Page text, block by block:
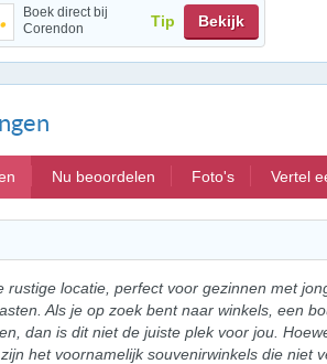
Boek direct bij
Corendon
Tip Bekijk
Nu beoordelen Foto's Vertel
rustige locatie, perfect voor gezinnen met
Als je op zoek bent naar winkels, een
dan is dit niet de juiste plek voor jou.
het voornamelijk souvenirwinkels die niet